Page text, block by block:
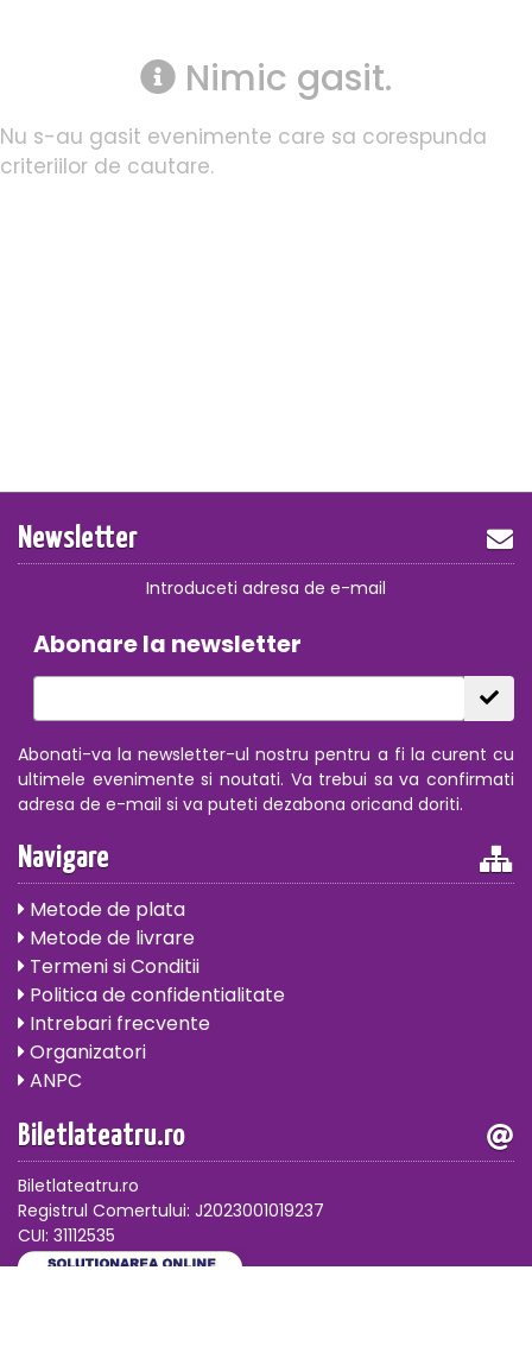
Nimic gasit.
Nu s-au gasit evenimente care sa corespunda
criteriilor de cautare.
Newsletter
Introduceti adresa de e-mail
Abonare la newsletter
Abonati-va la newsletter-ul nostru pentru a fi la curent cu
ultimele evenimente si noutati. Va trebui sa va confirmati
adresa de e-mail si va puteti dezabona oricand doriti.
Navigare
Metode de plata
Metode de livrare
Termeni si Conditii
Politica de confidentialitate
Intrebari frecvente
Organizatori
ANPC
Biletlateatru.ro
Biletlateatru.ro
Registrul Comertului: J2023001019237
CUI: 31112535